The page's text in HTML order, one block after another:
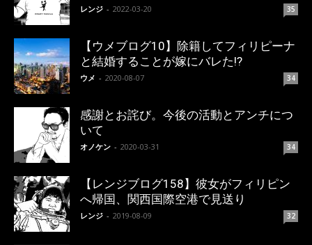
レンジ - 2022-03-20 35
【ウメブログ10】除籍してフィリピーナ
と結婚することが嫁にバレた!?
ウメ - 2020-08-07 34
感謝とお詫び。今後の活動とアンチにつ
いて
オノケン - 2020-03-31 34
【レンジブログ158】彼女がフィリピン
へ帰国、関西国際空港で見送り
レンジ - 2019-08-09 32